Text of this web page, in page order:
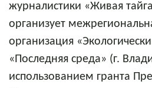
журналистики «Живая
организует
организация
«Последняя среда» (г.
использованием гранта